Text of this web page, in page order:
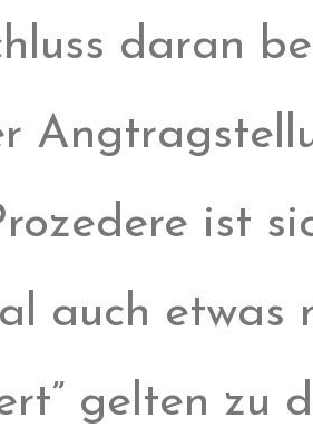
daran
ist
auch etwas
gelten zu